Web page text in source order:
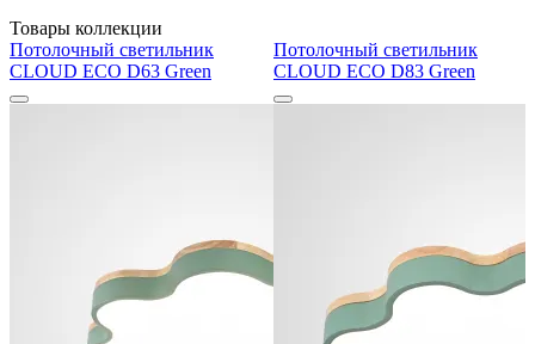
Товары коллекции
Потолочный светильник
CLOUD ECO D63 Green
Потолочный светильник
CLOUD ECO D83 Green